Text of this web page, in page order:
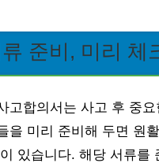
준비, 미리 체
고합의서는 사고 후 중
을 미리 준비해 두면 원
있습니다. 해당 서류를